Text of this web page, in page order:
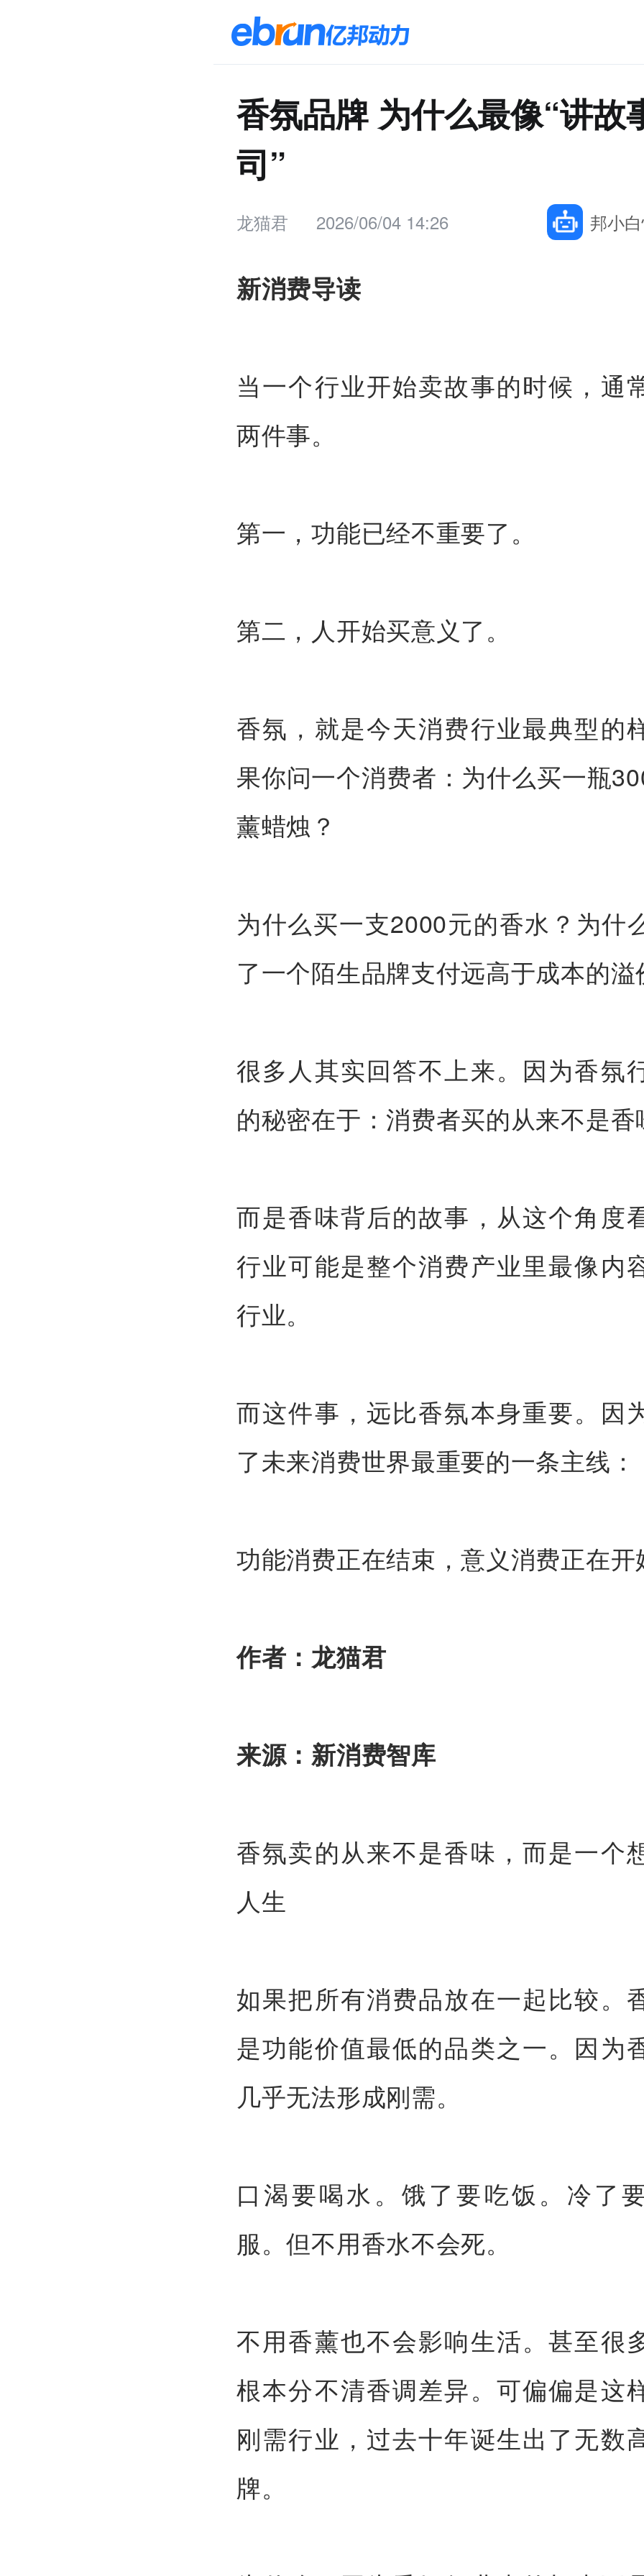
香氛品牌 为什么最像“讲故
司”
龙猫君 2026/06/04 14:26 邦小
新消费导读
当一个行业开始卖故事的时候，通
两件事。
第一，功能已经不重要了。
第二，人开始买意义了。
香氛，就是今天消费行业最典型的
果你问一个消费者：为什么买一瓶
薰蜡烛？
为什么买一支2000元的香水？为什
了一个陌生品牌支付远高于成本的溢
很多人其实回答不上来。因为香氛
的秘密在于：消费者买的从来不是香
而是香味背后的故事，从这个角度
行业可能是整个消费产业里最像内
行业。
而这件事，远比香氛本身重要。因
了未来消费世界最重要的一条主线：
功能消费正在结束，意义消费正在开
作者 ：龙猫君
来源：新消费智库
香氛卖的从来不是香味，而是一个
人生
如果把所有消费品放在一起比较。
是功能价值最低的品类之一。因为
几乎无法形成刚需。
口渴要喝水。饿了要吃饭。冷了
服。但不用香水不会死。
不用香薰也不会影响生活。甚至很
根本分不清香调差异。可偏偏是这
刚需行业，过去十年诞生出了无数
牌。